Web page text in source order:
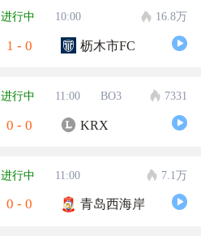
进行中 10:00 16.8万
1 - 0 枥木市FC
进行中 11:00 BO3 7331
0 - 0 KRX
进行中 11:00 7.1万
0 - 0 青岛西海岸